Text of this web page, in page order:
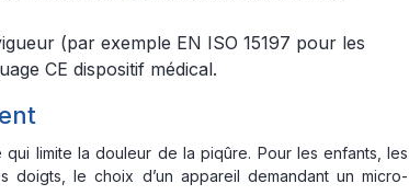
(par exemple EN ISO 15197 pour les
CE dispositif médical.
limite la douleur de la piqûre. Pour les enfants, les
le choix d’un appareil demandant un micro-